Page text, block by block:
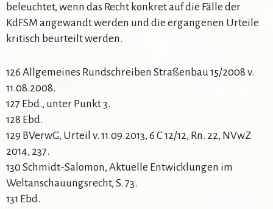
beleuchtet, wenn das Recht konkret auf die Fälle der
KdFSM angewandt werden und die ergangenen Urteile
kritisch beurteilt werden.
126 Allgemeines Rundschreiben Straßenbau 15/2008 v.
11.08.2008.
127 Ebd., unter Punkt 3.
128 Ebd.
129 BVerwG, Urteil v. 11.09.2013, 6 C 12/12, Rn. 22, NVwZ
2014, 237.
130 Schmidt-Salomon, Aktuelle Entwicklungen im
Weltanschauungsrecht, S. 73.
131 Ebd.